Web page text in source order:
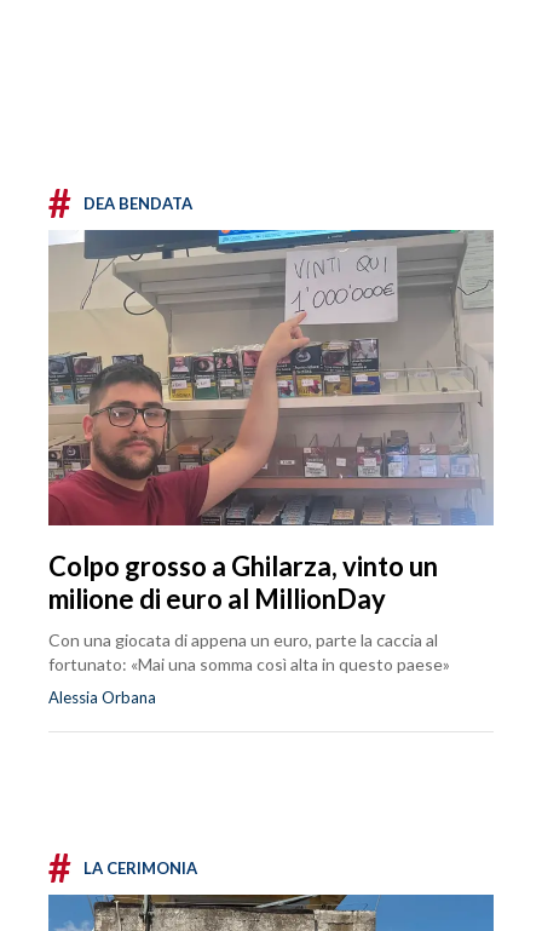
# DEA BENDATA
Colpo grosso a Ghilarza, vinto un
milione di euro al MillionDay
Con una giocata di appena un euro, parte la caccia al
fortunato: «Mai una somma così alta in questo paese»
Alessia Orbana
# LA CERIMONIA